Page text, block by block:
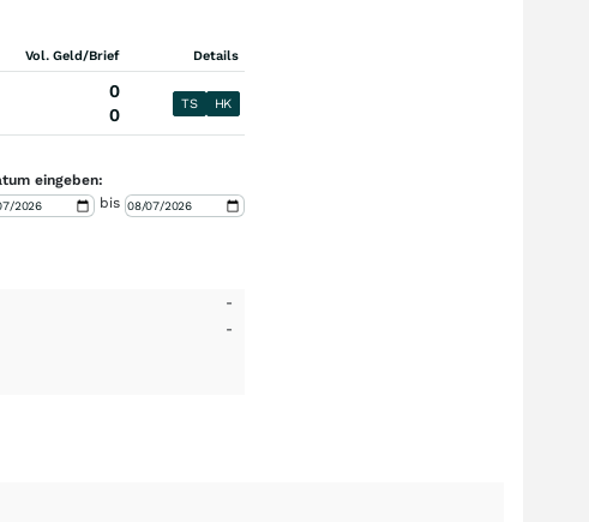
Vol. Geld/Brief Details
0
0
TS HK
eingeben:
bis
-
-